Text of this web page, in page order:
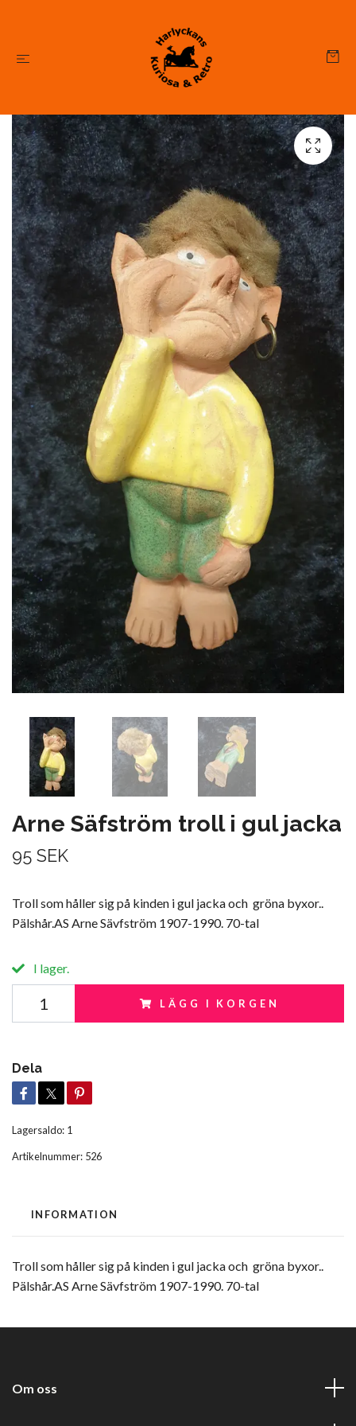
Arne Säfström troll i gul jacka
95 SEK
Troll som håller sig på kinden i gul jacka och gröna byxor..
Pälshår.AS Arne Sävfström 1907-1990. 70-tal
I lager.
LÄGG I KORGEN
Dela
Lagersaldo: 1
Artikelnummer: 526
INFORMATION
Troll som håller sig på kinden i gul jacka och gröna byxor..
Pälshår.AS Arne Sävfström 1907-1990. 70-tal
Om oss